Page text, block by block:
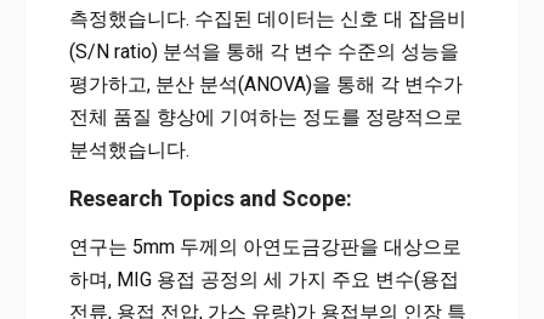
측정했습니다. 수집된 데이터는 신호 대 잡음비
(S/N ratio) 분석을 통해 각 변수 수준의 성능을
평가하고, 분산 분석(ANOVA)을 통해 각 변수가
전체 품질 향상에 기여하는 정도를 정량적으로
분석했습니다.
Research Topics and Scope:
연구는 5mm 두께의 아연도금강판을 대상으로
하며, MIG 용접 공정의 세 가지 주요 변수(용접
전류, 용접 전압, 가스 유량)가 용접부의 인장 특